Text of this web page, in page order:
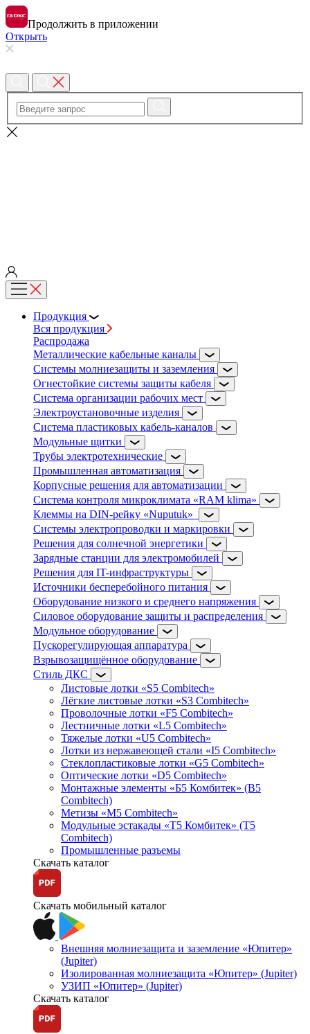
Продолжить в приложении
Открыть
Продукция
Вся продукция
Распродажа
Металлические кабельные каналы
Системы молниезащиты и заземления
Огнестойкие системы защиты кабеля
Система организации рабочих мест
Электроустановочные изделия
Система пластиковых кабель-каналов
Модульные щитки
Трубы электротехнические
Промышленная автоматизация
Корпусные решения для автоматизации
Система контроля микроклимата «RAM klima»
Клеммы на DIN-рейку «Nuputuk»
Системы электропроводки и маркировки
Решения для солнечной энергетики
Зарядные станции для электромобилей
Решения для IT-инфраструктуры
Источники бесперебойного питания
Оборудование низкого и среднего напряжения
Силовое оборудование защиты и распределения
Модульное оборудование
Пускорегулирующая аппаратура
Взрывозащищённое оборудование
Стиль ДКС
Листовые лотки «S5 Combitech»
Лёгкие листовые лотки «S3 Combitech»
Проволочные лотки «F5 Combitech»
Лестничные лотки «L5 Combitech»
Тяжелые лотки «U5 Combitech»
Лотки из нержавеющей стали «I5 Combitech»
Стеклопластиковые лотки «G5 Combitech»
Оптические лотки «D5 Combitech»
Монтажные элементы «Б5 Комбитек» (B5
Combitech)
Метизы «M5 Combitech»
Модульные эстакады «Т5 Комбитек» (T5
Combitech)
Промышленные разъемы
Скачать каталог
Скачать мобильный каталог
Внешняя молниезащита и заземление «Юпитер»
(Jupiter)
Изолированная молниезащита «Юпитер» (Jupiter)
УЗИП «Юпитер» (Jupiter)
Скачать каталог